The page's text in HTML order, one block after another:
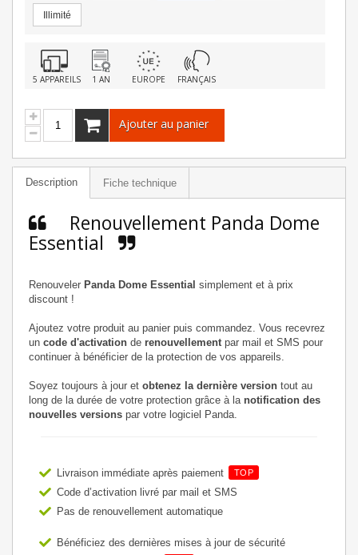
Illimité
5 APPAREILS 1 AN EUROPE FRANÇAIS
Ajouter au panier
Description Fiche technique
Renouvellement Panda Dome
Essential
Renouveler Panda Dome Essential simplement et à prix
discount !
Ajoutez votre produit au panier puis commandez. Vous recevrez
un code d'activation de renouvellementpar mail et SMS pour
continuer à bénéficier de la protection de vos appareils.
Soyez toujours à jour et obtenez la dernière version tout au
long de la durée de votre protection grâce à la notification des
nouvelles versions par votre logiciel Panda.
Livraison immédiate après paiement TOP
Code d’activation livré par mail et SMS
Pas de renouvellement automatique
Bénéficiez des dernières mises à jour de sécurité